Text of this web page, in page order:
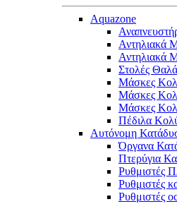
Aquazone
Αντηλιακά
Αντηλιακά
Στολές
Μάσκες
Μάσκες
Μάσκες
Πέδιλα
Αυτόνομη
Όργανα
Πτερύγια
Ρυθμιστές
Ρυθμιστές
Ρυθμιστές